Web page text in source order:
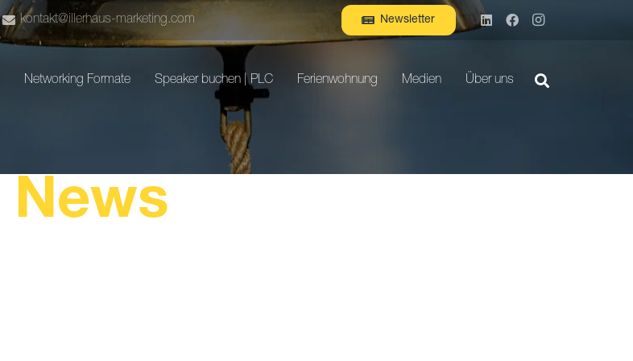
kontakt@illerhaus-marketing.com Newsletter
Networking Formate Speaker buchen | PLC Ferienwohnung Medien Über uns
News